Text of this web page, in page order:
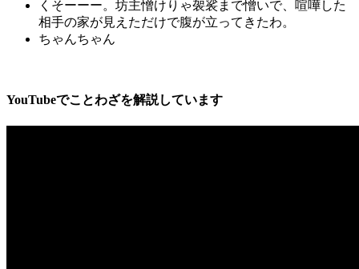
くそーーー。坊主憎けりゃ袈裟まで憎いで、喧嘩した
相手の家が見えただけで腹が立ってきたわ。
ちゃんちゃん
YouTubeでことわざを解説しています